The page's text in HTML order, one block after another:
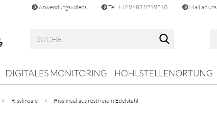
Anwendungsvideos Tel. +49 9683 9299210 Mail an uns
DIGITALES MONITORING HOHLSTELLENORTUNG
» Risslineale » Risslineal aus rostfreiem Edelstahl